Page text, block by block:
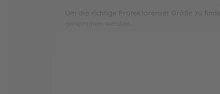
Um die richtige Protektorenset Größe zu